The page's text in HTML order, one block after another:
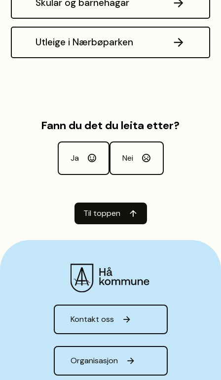
Skular og barnehagar
Utleige i Nærbøparken
Fann du det du leita etter?
Ja Nei
Til toppen
Kontakt oss
Organisasjon